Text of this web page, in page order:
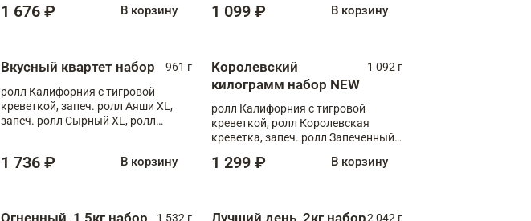
1 676 ₽ В корзину 1 099 ₽ В корзину
Вкусный квартет набор
961 г
ролл Калифорния с тигровой
креветкой, запеч. ролл Аяши XL,
запеч. ролл Сырный XL, ролл
1 736 ₽ В корзину
Королевский
килограмм набор NEW
1 092 г
ролл Калифорния с тигровой
креветкой, ролл Королевская
креветка, запеч. ролл Запеченный
XL, запеч. ролл Крабик Хот
1 299 ₽ В корзину
Огненный, 1,5кг набор
1 532 г
Лучший день, 2кг набор2 042 г